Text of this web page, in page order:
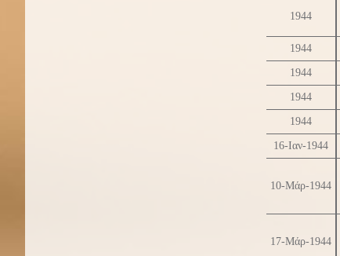
1944
1944
1944
1944
1944
16-Ιαν-1944
10-Μάρ-1944
17-Μάρ-1944